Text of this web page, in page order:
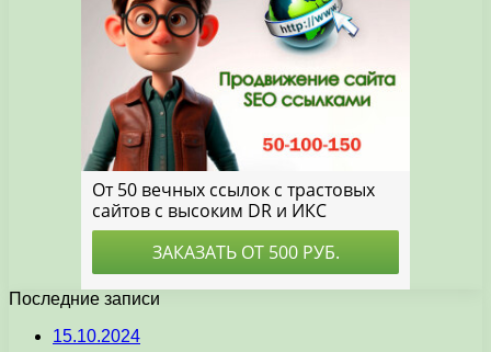
Последние записи
15.10.2024